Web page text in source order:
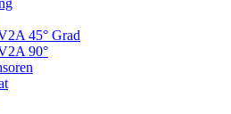
45° Grad
90°